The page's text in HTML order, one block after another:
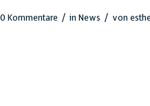
0 Kommentare / in News / von